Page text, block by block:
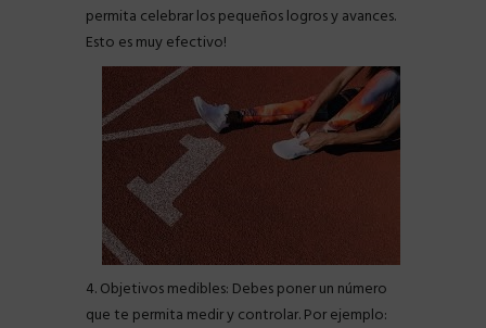
permita celebrar los pequeños logros y avances.
Esto es muy efectivo!
4. Objetivos medibles: Debes poner un número
que te permita medir y controlar. Por ejemplo: